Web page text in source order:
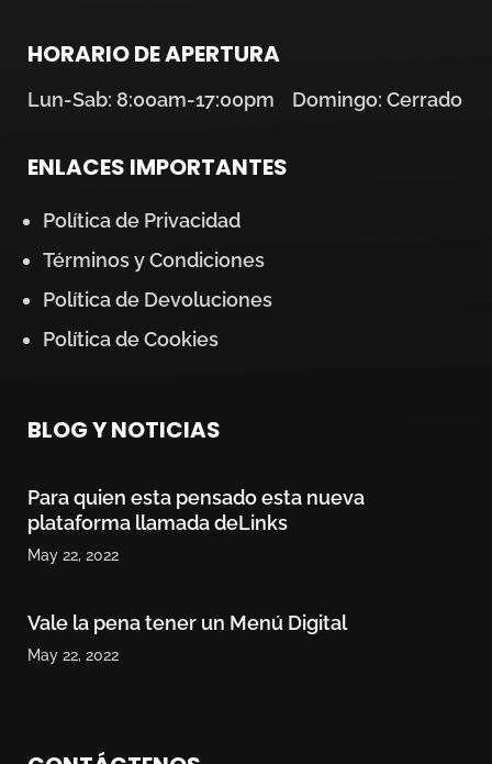
HORARIO DE APERTURA
Lun-Sab: 8:00am-17:00pm Domingo: Cerrado
ENLACES IMPORTANTES
Política de Privacidad
Términos y Condiciones
Política de Devoluciones
Política de Cookies
BLOG Y NOTICIAS
Para quien esta pensado esta nueva
plataforma llamada deLinks
May 22, 2022
Vale la pena tener un Menú Digital
May 22, 2022